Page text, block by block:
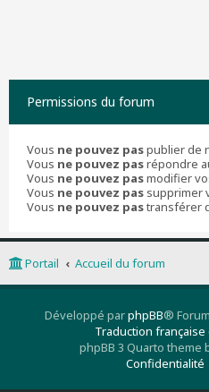
Permissions du forum
Vous ne pouvez paspublier de
Vous ne pouvez pasrépondre
Vous ne pouvez pasmodifier
Vous ne pouvez pas supprimer
Vous ne pouvez pastransférer
Portail Accueil du forum
Développé parphpBB®
Traduction
phpBB 3 Quarto theme
Confidentialité